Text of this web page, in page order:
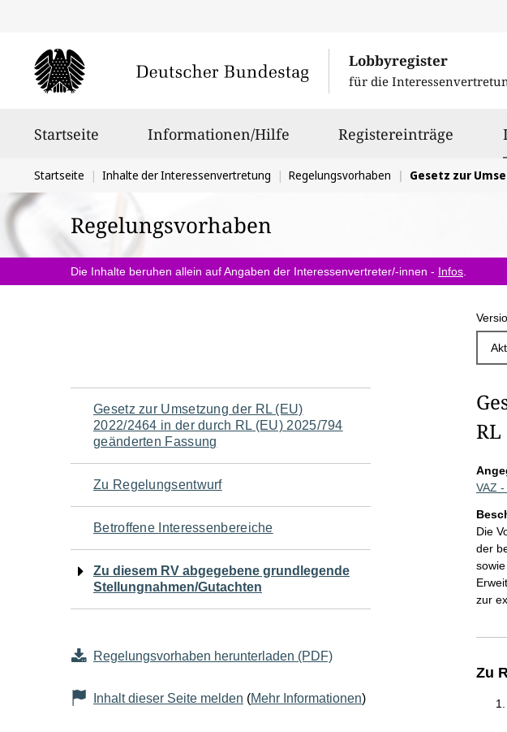
Lobbyregister
für die
Startseite Informationen/Hilfe Registereinträge
Sie
befinden
sich
hier:
Startseite Inhalte der Interessenvertretung Regelungsvorhaben Gesetz zur Umsetzung der RL (EU)
Regelungsvorhaben
Die Inhalte beruhen allein auf Angaben der Interessenvertreter/-innen - Infos
Navigation
für
den
Seiteninhalt
Gesetz zur Umsetzung der RL (EU)
2022/2464 in der durch RL (EU) 2025/794
geänderten Fassung
Zu Regelungsentwurf
Betroffene Interessenbereiche
Zu diesem RV abgegebene grundlegende
Stellungnahmen/Gutachten
Regelungsvorhaben herunterladen (PDF)
Inhalt dieser Seite melden (Mehr Informationen)
RL
VAZ
Die
der
zur
Zu